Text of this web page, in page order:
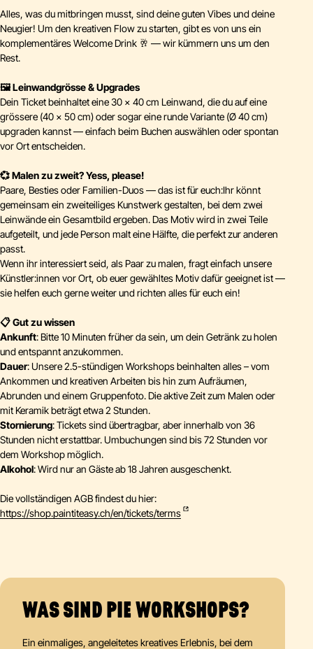
Alles, was du mitbringen musst, sind deine guten Vibes und deine
Neugier! Um den kreativen Flow zu starten, gibt es von uns ein
komplementäres Welcome Drink 🥂 — wir kümmern uns um den
Rest.
🖼️ Leinwandgrösse & Upgrades
Dein Ticket beinhaltet eine 30 × 40 cm Leinwand, die du auf eine
grössere (40 × 50 cm) oder sogar eine runde Variante (Ø 40 cm)
upgraden kannst — einfach beim Buchen auswählen oder spontan
vor Ort entscheiden.
💞 Malen zu zweit? Yess, please!
Paare, Besties oder Familien-Duos — das ist für euch:Ihr könnt
gemeinsam ein zweiteiliges Kunstwerk gestalten, bei dem zwei
Leinwände ein Gesamtbild ergeben. Das Motiv wird in zwei Teile
aufgeteilt, und jede Person malt eine Hälfte, die perfekt zur anderen
passt.
Wenn ihr interessiert seid, als Paar zu malen, fragt einfach unsere
Künstler:innen vor Ort, ob euer gewähltes Motiv dafür geeignet ist —
sie helfen euch gerne weiter und richten alles für euch ein!
📋 Gut zu wissen
Ankunft: Bitte 10 Minuten früher da sein, um dein Getränk zu holen
und entspannt anzukommen.
Dauer: Unsere 2.5-stündigen Workshops beinhalten alles – vom
Ankommen und kreativen Arbeiten bis hin zum Aufräumen,
Abrunden und einem Gruppenfoto. Die aktive Zeit zum Malen oder
mit Keramik beträgt etwa 2 Stunden.
Stornierung: Tickets sind übertragbar, aber innerhalb von 36
Stunden nicht erstattbar. Umbuchungen sind bis 72 Stunden vor
dem Workshop möglich.
Alkohol: Wird nur an Gäste ab 18 Jahren ausgeschenkt.
Die vollständigen AGB findest du hier:
https://shop.paintiteasy.ch/en/tickets/terms
WAS SIND PIE WORKSHOPS?
Ein einmaliges, angeleitetes kreatives Erlebnis, bei dem